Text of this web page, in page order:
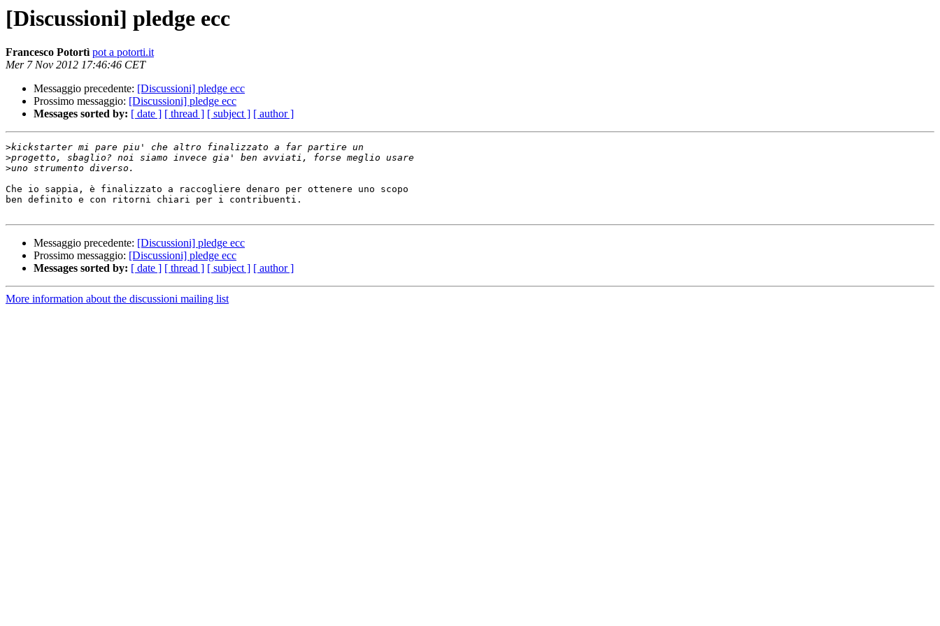
[Discussioni] pledge ecc
Francesco Potortì pot a potorti.it
Mer 7 Nov 2012 17:46:46 CET
Messaggio precedente: [Discussioni] pledge ecc
Prossimo messaggio: [Discussioni] pledge ecc
Messages sorted by: [ date ] [ thread ] [ subject ] [ author ]
>
>
>
Che io sappia, è finalizzato a raccogliere denaro per ottenere uno scopo
ben definito e con ritorni chiari per i contribuenti.
Messaggio precedente: [Discussioni] pledge ecc
Prossimo messaggio: [Discussioni] pledge ecc
Messages sorted by: [ date ] [ thread ] [ subject ] [ author ]
More information about the discussioni mailing list